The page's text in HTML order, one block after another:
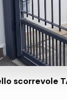
scorrevole